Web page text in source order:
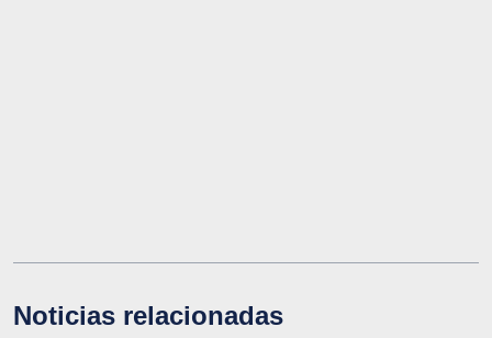
Noticias relacionadas